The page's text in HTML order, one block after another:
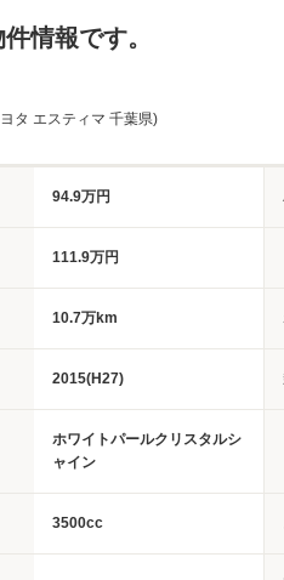
情報です。
タ エスティマ 千葉県)
94.9万円
111.9万円
10.7万km
2015(H27)
ホワイトパールクリスタルシ
ャイン
3500cc